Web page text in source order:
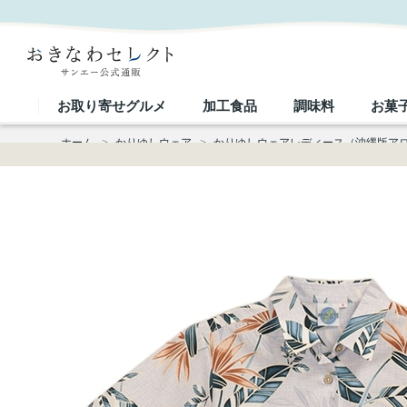
お取り寄せグルメ 加工食品 調味料 お菓
ホーム > かりゆしウェア > かりゆしウェアレディース（沖縄版ア